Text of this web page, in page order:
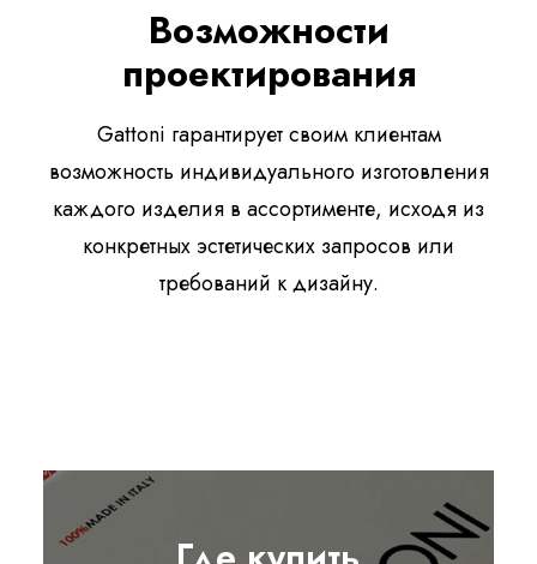
Возможности
проектирования
Gattoni гарантирует своим клиентам
возможность индивидуального изготовления
каждого изделия в ассортименте, исходя из
конкретных эстетических запросов или
требований к дизайну.